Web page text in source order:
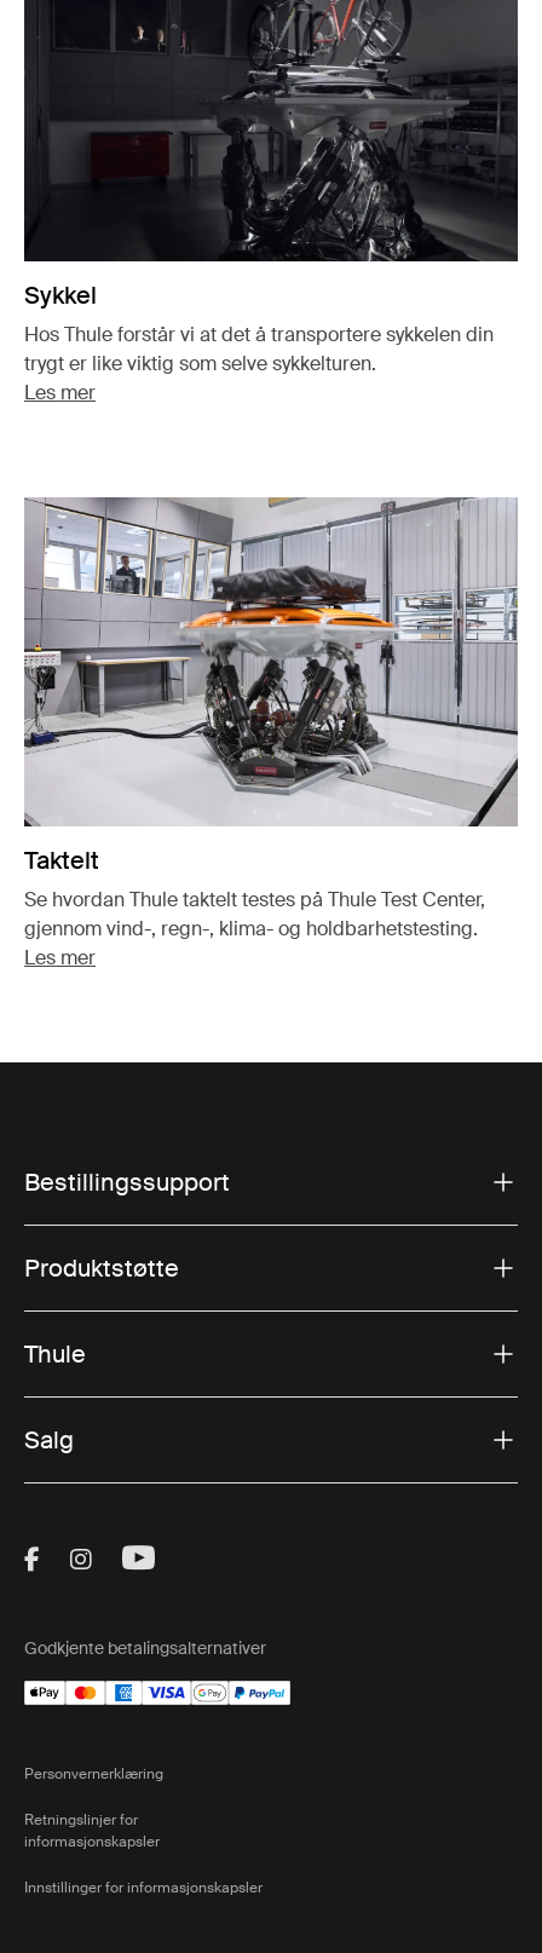
Sykkel
Hos Thule forstår vi at det å transportere sykkelen din
trygt er like viktig som selve sykkelturen.
Les mer
Taktelt
Se hvordan Thule taktelt testes på Thule Test Center,
gjennom vind-, regn-, klima- og holdbarhetstesting.
Les mer
Bestillingssupport
Produktstøtte
Thule
Salg
Visit Thule on Facebook (external link)
Visit Thule on Instagram (external link)
Visit Thule on Youtube (external
Godkjente betalingsalternativer
Personvernerklæring
Retningslinjer for
informasjonskapsler
Innstillinger for informasjonskapsler